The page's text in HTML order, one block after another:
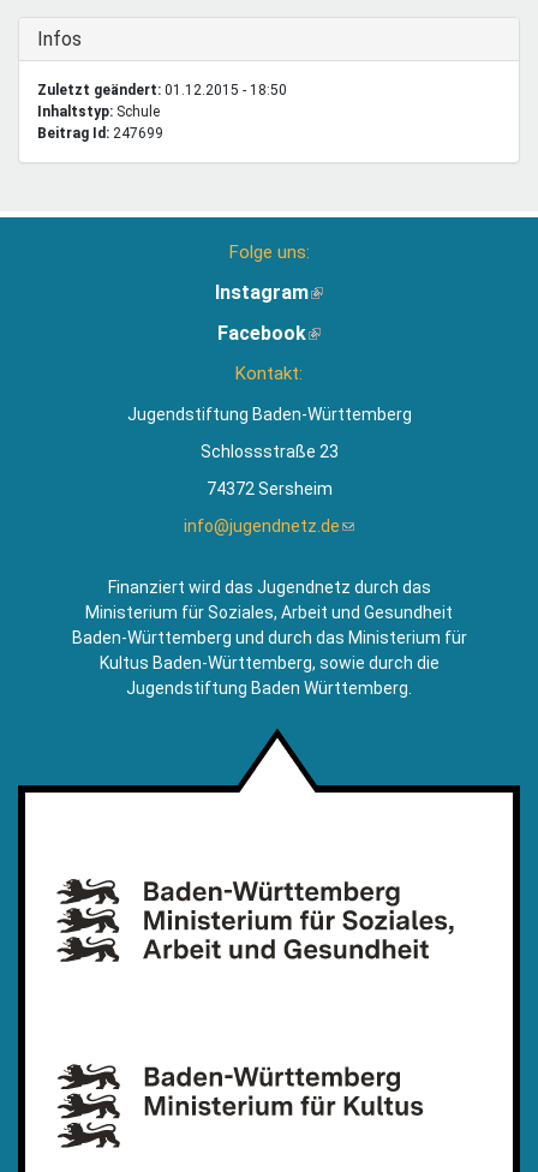
Ausblenden
Infos
Zuletzt geändert: 01.12.2015 - 18:50
Inhaltstyp:
schule
Beitrag Id: 247699
Folge uns:
Instagram(Link
extern)
Facebook(Link
Kontakt:
Jugendstiftung Baden-Württemberg
Schlossstraße 23
74372 Sersheim
info@jugendnetz.de(Link
Mail)
Finanziert wird das Jugendnetz durch das
Ministerium für Soziales, Arbeit und Gesundheit
Baden-Württemberg und durch das Ministerium für
Kultus Baden-Württemberg, sowie durch die
Jugendstiftung Baden Württemberg.